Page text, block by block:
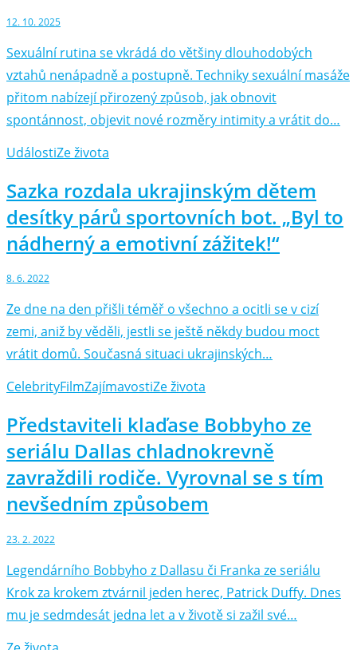
12. 10. 2025
Sexuální rutina se vkrádá do většiny dlouhodobých
vztahů nenápadně a postupně. Techniky sexuální masáže
přitom nabízejí přirozený způsob, jak obnovit
spontánnost, objevit nové rozměry intimity a vrátit do…
UdálostiZe života
Sazka rozdala ukrajinským dětem
desítky párů sportovních bot. „Byl to
nádherný a emotivní zážitek!“
8. 6. 2022
Ze dne na den přišli téměř o všechno a ocitli se v cizí
zemi, aniž by věděli, jestli se ještě někdy budou moct
vrátit domů. Současná situaci ukrajinských…
CelebrityFilmZajímavostiZe života
Představiteli klaďase Bobbyho ze
seriálu Dallas chladnokrevně
zavraždili rodiče. Vyrovnal se s tím
nevšedním způsobem
23. 2. 2022
Legendárního Bobbyho z Dallasu či Franka ze seriálu
Krok za krokem ztvárnil jeden herec, Patrick Duffy. Dnes
mu je sedmdesát jedna let a v životě si zažil své…